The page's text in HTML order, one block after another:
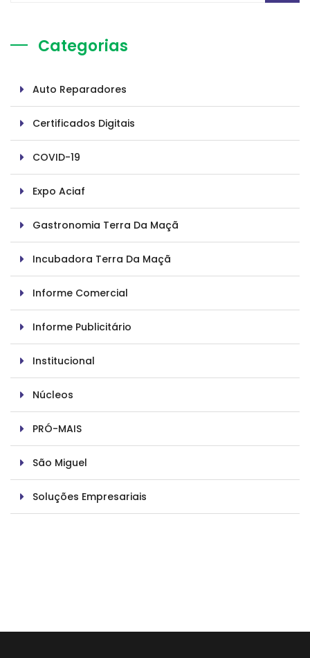
Categorias
Auto Reparadores
Certificados Digitais
COVID-19
Expo Aciaf
Gastronomia Terra Da Maçã
Incubadora Terra Da Maçã
Informe Comercial
Informe Publicitário
Institucional
Núcleos
PRÓ-MAIS
São Miguel
Soluções Empresariais